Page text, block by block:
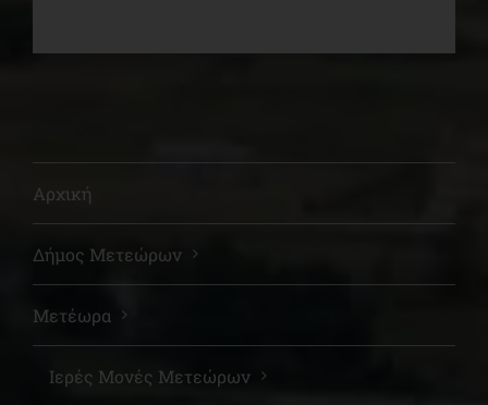
Αρχική
Δήμος Μετεώρων
Μετέωρα
Ιερές Μονές Μετεώρων